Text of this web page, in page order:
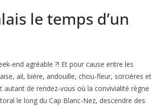
le temps d’un
end agréable ?! Et pour cause entre les
ail, bière, andouille, chou-fleur, sorcières et
de rendez-vous où la convivialité règne
le long du Cap Blanc-Nez, descendre des